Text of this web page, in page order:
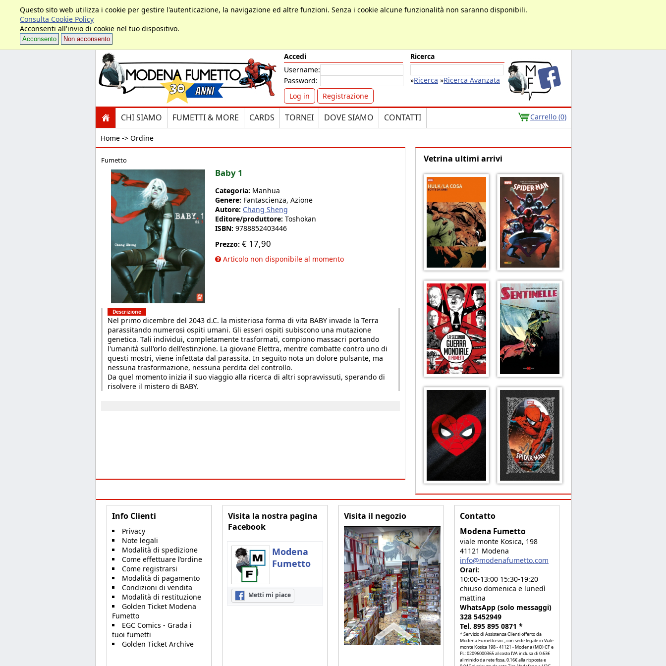
Questo sito web utilizza i cookie per gestire l'autenticazione, la navigazione ed altre funzioni. Senza i cookie alcune funzionalità non saranno disponibili.
Consulta Cookie Policy
Acconsenti all'invio di cookie nel tuo dispositivo.
Acconsento Non acconsento
Accedi
Username:
Password:
Log in
Registrazione
Ricerca
»Ricerca »Ricerca Avanzata
CHI SIAMO FUMETTI & MORE CARDS TORNEI DOVE SIAMO CONTATTI Carrello (0)
Home -> Ordine
Fumetto
Baby 1
Categoria: Manhua
Genere: Fantascienza, Azione
Autore: Chang Sheng
Editore/produttore: Toshokan
ISBN: 9788852403446
Prezzo: € 17,90
Articolo non disponibile al momento
Descrizione
Nel primo dicembre del 2043 d.C. la misteriosa forma di vita BABY invade la Terra
parassitando numerosi ospiti umani. Gli esseri ospiti subiscono una mutazione
genetica. Tali individui, completamente trasformati, compiono massacri portando
l'umanità sull'orlo dell'estinzione. La giovane Elettra, mentre combatte contro uno di
questi mostri, viene infettata dal parassita. In seguito nota un dolore pulsante, ma
nessuna trasformazione, nessuna perdita del controllo.
Da quel momento inizia il suo viaggio alla ricerca di altri sopravvissuti, sperando di
risolvere il mistero di BABY.
Vetrina ultimi arrivi
Info Clienti
Privacy
Note legali
Modalità di spedizione
Come effettuare l’ordine
Come registrarsi
Modalità di pagamento
Condizioni di vendita
Modalità di restituzione
Golden Ticket Modena
Fumetto
EGC Comics - Grada i
tuoi fumetti
Golden Ticket Archive
Visita la nostra pagina
Facebook
Modena
Fumetto
Metti mi piace
Visita il negozio Contatto
Modena Fumetto
viale monte Kosica, 198
41121 Modena
info@modenafumetto.com
Orari:
10:00-13:00 15:30-19:20
chiuso domenica e lunedì
mattina
WhatsApp (solo messaggi)
328 5452949
Tel. 895 895 0871 *
* Servizio di Assistenza Clienti offerto da
Modena Fumetto snc , con sede legale in Viale
monte Kosica 198 - 41121 - Modena (MO) CF e
PL: 02096000365 al costo IVA inclusa di 0.63€
al minido da rete fissa, 0.16€ alla risposta e